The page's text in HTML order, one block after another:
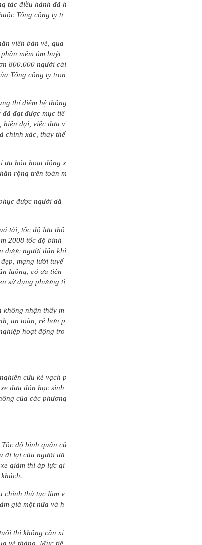
tác điều hành đã h
Tổng công ty tr
viên bán vé, qua
mềm tìm buýt
800.000 người cài
Tổng công ty tron
thí điểm hệ thống
đã đạt được mục tiê
hiện đại, việc đưa v
chính xác, thay thế
ưu hóa hoạt động x
rộng trên toàn m
được người dâ
tải, tốc độ lưu thô
2008 tốc độ bình
được người dân khi
mạng lưới tuyế
luồng, có ưu tiên
sử dụng phương ti
không nhận thấy m
an toàn, rẻ hơn p
hoạt động tro
cứu kẻ vạch p
đưa đón học sinh
của các phương
độ bình quân củ
đi lại của người dâ
giảm thì áp lực gi
chỉnh thủ tục làm v
giá một nửa và h
thì không cần xi
vé tháng. Mục tiê